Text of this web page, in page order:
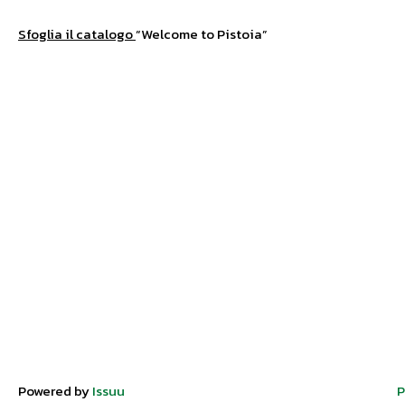
Sfoglia il catalogo“Welcome to Pistoia”
Powered byIssuu